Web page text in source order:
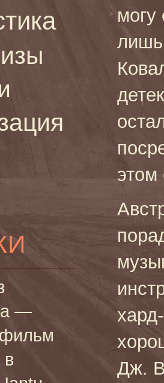
—
в
могу
этом
Дж.